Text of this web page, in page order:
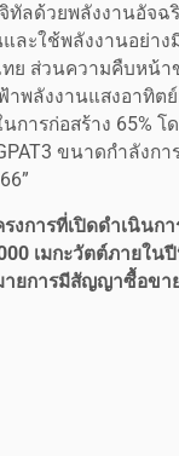
ลด้วยพลังงานอัจฉ
ละใช้พลังงานอย่า
ย ส่วนความคืบหน้
พลังงานแสงอาทิต
ารก่อสร้าง 65%
ขนาดกำลังก
การที่เปิดดำเนินก
เมกะวัตต์ภายใน
ายการมีสัญญาซื้อข